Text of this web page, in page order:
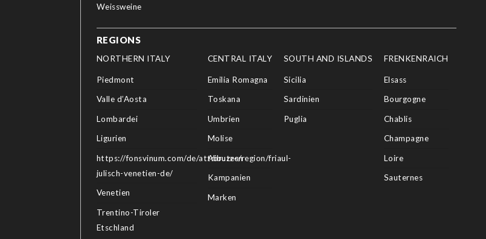
Weissweine
REGIONS
NORTHERN ITALY
Piedmont
Valle d’Aosta
Lombardei
Ligurien
https://fonsvinum.com/de/attributes/region/friaul-
julisch-venetien-de/
Venetien
Trentino-Tiroler
Etschland
CENTRAL ITALY
Emilia Romagna
Toskana
Umbrien
Molise
Abruzzen
Kampanien
Marken
SOUTH AND ISLANDS
Sicilia
Sardinien
Puglia
FRENKENRAICH
Elsass
Bourgogne
Chablis
Champagne
Loire
Sauternes